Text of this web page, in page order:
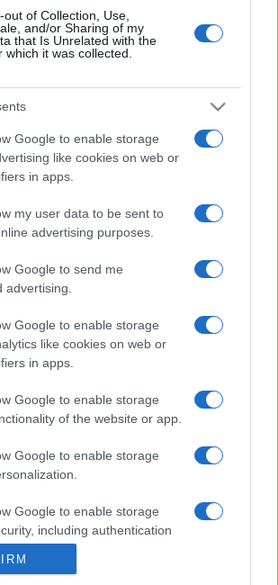
of Collection, Use,
and/or Sharing of my
that Is Unrelated with the
which it was collected.
Google to enable storage
like cookies on web or
in apps.
my user data to be sent to
advertising purposes.
Google to send me
advertising.
Google to enable storage
like cookies on web or
in apps.
Google to enable storage
of the website or app.
Google to enable storage
Google to enable storage
including authentication
fraud prevention, and other
HÍRDETÉS
HÍRDETÉS
Szerdától rárajtolhatunk a jövő nyári
foci-Eb jegyeire
vízgyűjtőjére
Víztoronyba rekedt munkásokat